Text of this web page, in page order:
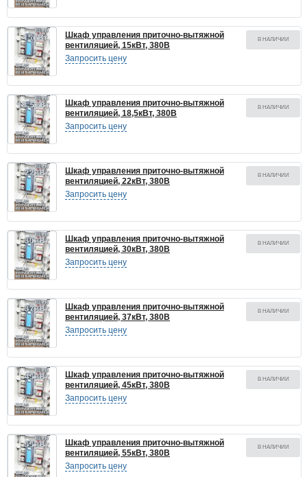
Шкаф управления приточно-вытяжной
вентиляцией, 15кВт, 380В
Запросить цену
В НАЛИЧИИ
Шкаф управления приточно-вытяжной
вентиляцией, 18,5кВт, 380В
Запросить цену
В НАЛИЧИИ
Шкаф управления приточно-вытяжной
вентиляцией, 22кВт, 380В
Запросить цену
В НАЛИЧИИ
Шкаф управления приточно-вытяжной
вентиляцией, 30кВт, 380В
Запросить цену
В НАЛИЧИИ
Шкаф управления приточно-вытяжной
вентиляцией, 37кВт, 380В
Запросить цену
В НАЛИЧИИ
Шкаф управления приточно-вытяжной
вентиляцией, 45кВт, 380В
Запросить цену
В НАЛИЧИИ
Шкаф управления приточно-вытяжной
вентиляцией, 55кВт, 380В
Запросить цену
В НАЛИЧИИ